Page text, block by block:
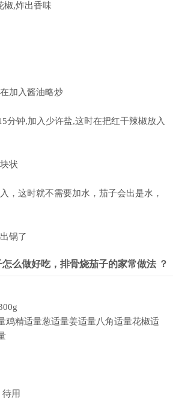
椒,炸出香味
加入酱油略炒
分钟,加入少许盐,这时在把红干辣椒放入
状
，这时就不需要加水，茄子会出是水，
锅了
么做好吃，排骨烧茄子的家常做法 ？
鸡精适量葱适量姜适量八角适量花椒适
用